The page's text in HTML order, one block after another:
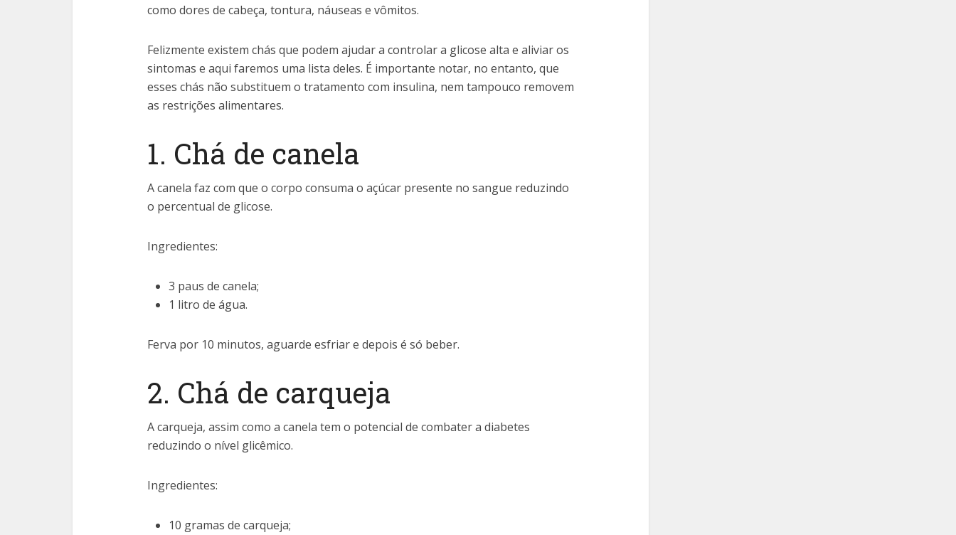
como dores de cabeça, tontura, náuseas e vômitos.
Felizmente existem chás que podem ajudar a controlar a glicose alta e aliviar os
sintomas e aqui faremos uma lista deles. É importante notar, no entanto, que
esses chás não substituem o tratamento com insulina, nem tampouco removem
as restrições alimentares.
1. Chá de canela
A canela faz com que o corpo consuma o açúcar presente no sangue reduzindo
o percentual de glicose.
Ingredientes:
3 paus de canela;
1 litro de água.
Ferva por 10 minutos, aguarde esfriar e depois é só beber.
2. Chá de carqueja
A carqueja, assim como a canela tem o potencial de combater a diabetes
reduzindo o nível glicêmico.
Ingredientes:
10 gramas de carqueja;